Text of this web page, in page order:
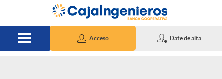
Saltar al contenido principal
Acceso Date de alta